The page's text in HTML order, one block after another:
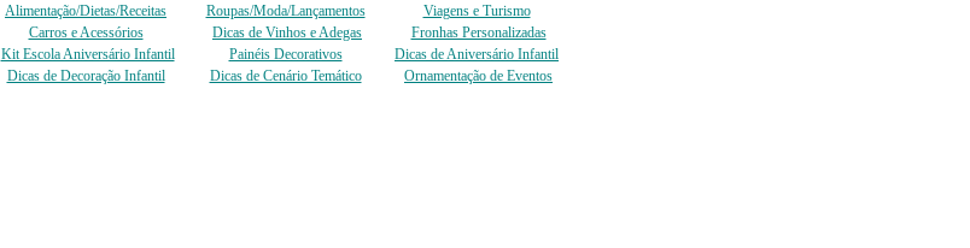
Alimentação/Dietas/Receitas Roupas/Moda/Lançamentos
Viagens e Turismo
Carros e Acessórios Dicas de Vinhos e Adegas
Fronhas Personalizadas
Kit Escola Aniversário Infantil Painéis Decorativos
Dicas de Aniversário Infantil
Dicas de Decoração Infantil Dicas de Cenário Temático Ornamentação de Eventos